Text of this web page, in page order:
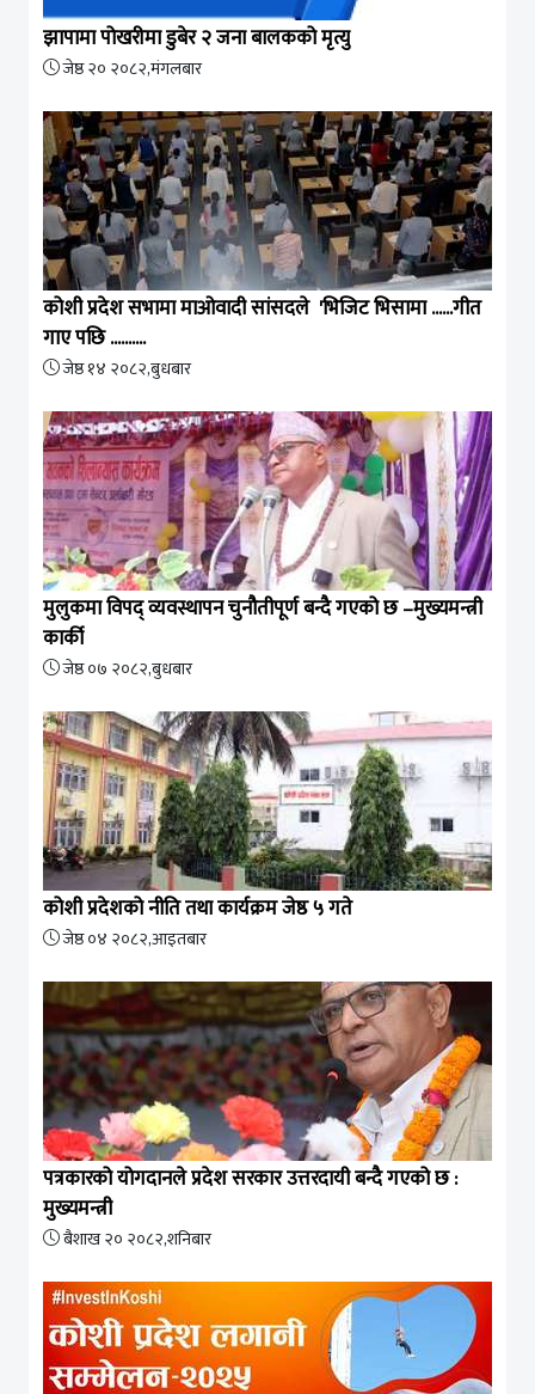
झापामा पोखरीमा डुबेर २ जना बालकको मृत्यु
जेष्ठ २० २०८२,मंगलबार
कोशी प्रदेश सभामा माओवादी सांसदले 'भिजिट भिसामा ......गीत
गाए पछि ..........
जेष्ठ १४ २०८२,बुधबार
मुलुकमा विपद् व्यवस्थापन चुनौतीपूर्ण बन्दै गएको छ –मुख्यमन्त्री
कार्की
जेष्ठ ०७ २०८२,बुधबार
कोशी प्रदेशको नीति तथा कार्यक्रम जेष्ठ ५ गते
जेष्ठ ०४ २०८२,आइतबार
पत्रकारको योगदानले प्रदेश सरकार उत्तरदायी बन्दै गएको छ :
मुख्यमन्त्री
बैशाख २० २०८२,शनिबार